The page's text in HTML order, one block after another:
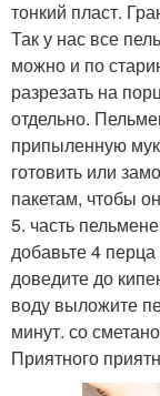
тонкий пласт.
Так у нас все
можно и по
разрезать на
отдельно.
припыленную
готовить или
пакетам, чтобы
5. часть
добавьте 4
доведите до
воду выложите
минут. со
Приятного